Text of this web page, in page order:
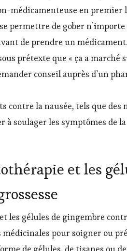
médicamenteuse en premier
permettre de gober
de prendre un
prétexte que « ça a
conseil auprès d’un
la nausée, tels que des
à soulager les symptômes de
et les
les gélules de gingembre
pour soigner ou